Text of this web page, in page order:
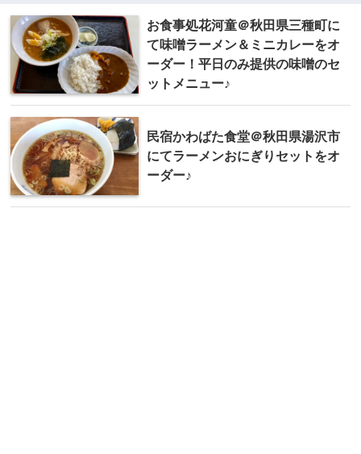
お食事処花河童＠秋田県三種町に
て味噌ラーメン＆ミニカレーをオ
ーダー！平日のみ提供の味噌のセ
ットメニュー♪
民宿かわばた食堂＠秋田県湯沢市
にてラーメンおにぎりセットをオ
ーダー♪